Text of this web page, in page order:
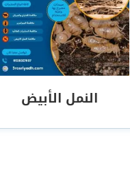
النمل الأبيض